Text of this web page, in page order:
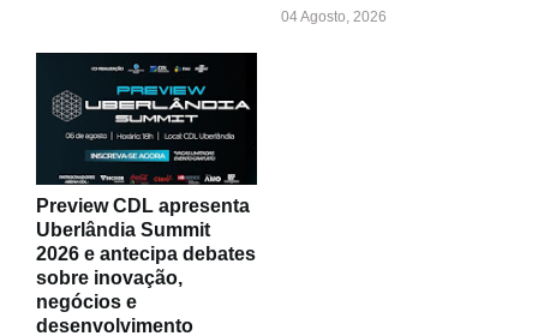
04 Agosto, 2026
Preview CDL apresenta
Uberlândia Summit
2026 e antecipa debates
sobre inovação,
negócios e
desenvolvimento